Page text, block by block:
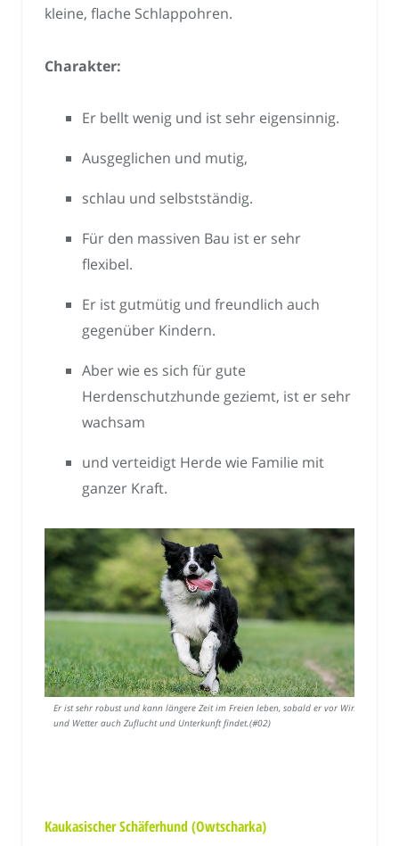
kleine, flache Schlappohren.
Charakter:
Er bellt wenig und ist sehr eigensinnig.
Ausgeglichen und mutig,
schlau und selbstständig.
Für den massiven Bau ist er sehr
flexibel.
Er ist gutmütig und freundlich auch
gegenüber Kindern.
Aber wie es sich für gute
Herdenschutzhunde geziemt, ist er sehr
wachsam
und verteidigt Herde wie Familie mit
ganzer Kraft.
Er ist sehr robust und kann längere Zeit im Freien leben, sobald er vor Wind
und Wetter auch Zuflucht und Unterkunft findet.(#02)
Kaukasischer Schäferhund (Owtscharka)